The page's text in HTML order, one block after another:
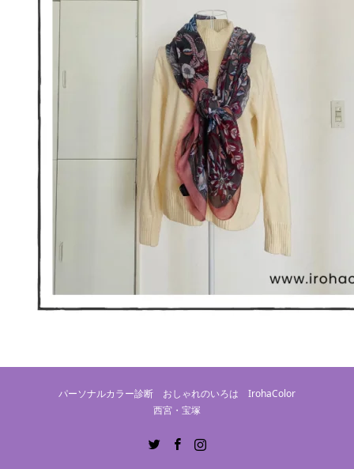
パーソナルカラー診断 おしゃれのいろは IrohaColor
西宮・宝塚